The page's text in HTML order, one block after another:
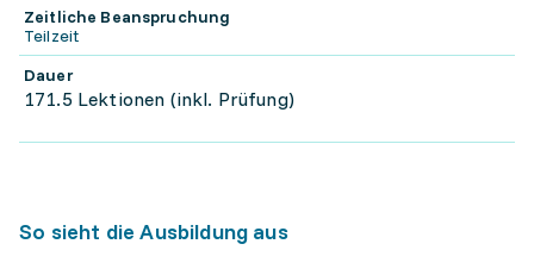
Zeitliche Beanspruchung
Teilzeit
Dauer
171.5 Lektionen (inkl. Prüfung)
So sieht die Ausbildung aus